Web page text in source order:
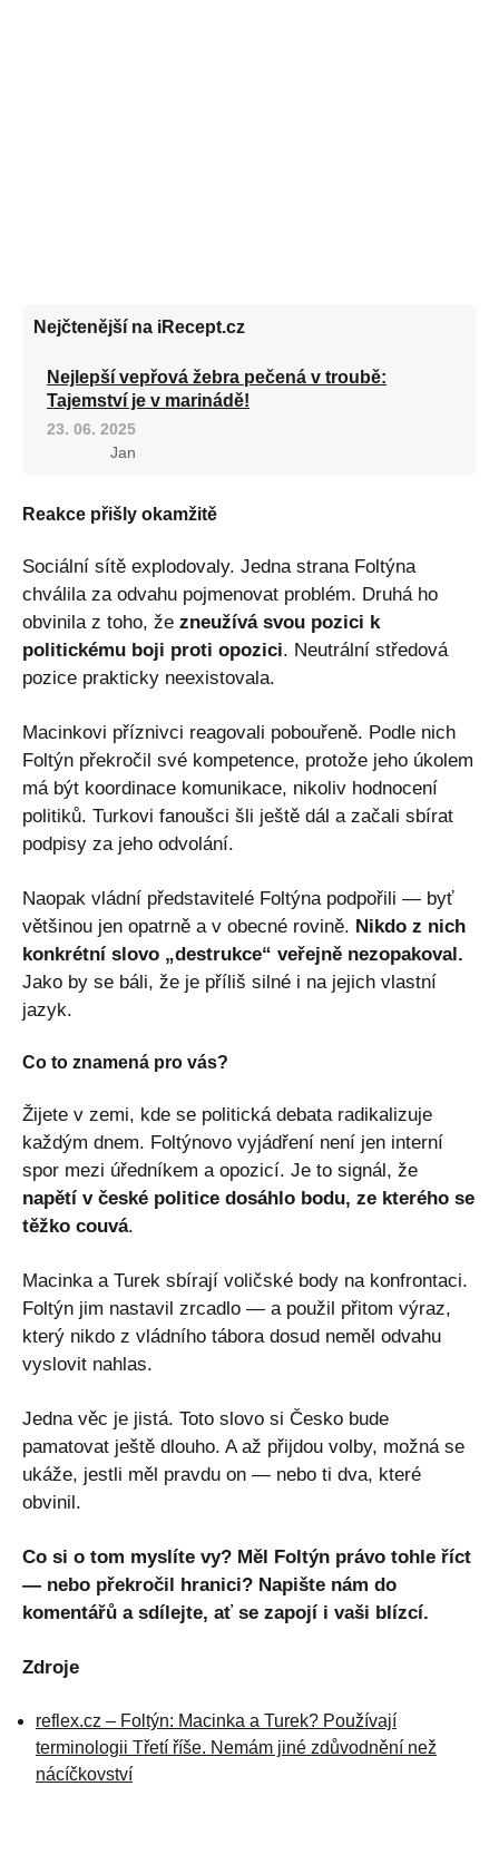
Nejčtenější na iRecept.cz
Nejlepší vepřová žebra pečená v troubě:
Tajemství je v marinádě!
23. 06. 2025
Jan
Reakce přišly okamžitě
Sociální sítě explodovaly. Jedna strana Foltýna
chválila za odvahu pojmenovat problém. Druhá ho
obvinila z toho, že zneužívá svou pozici k
politickému boji proti opozici. Neutrální středová
pozice prakticky neexistovala.
Macinkovi příznivci reagovali pobouřeně. Podle nich
Foltýn překročil své kompetence, protože jeho úkolem
má být koordinace komunikace, nikoliv hodnocení
politiků. Turkovi fanoušci šli ještě dál a začali sbírat
podpisy za jeho odvolání.
Naopak vládní představitelé Foltýna podpořili — byť
většinou jen opatrně a v obecné rovině. Nikdo z nich
konkrétní slovo „destrukce“ veřejně nezopakoval.
Jako by se báli, že je příliš silné i na jejich vlastní
jazyk.
Co to znamená pro vás?
Žijete v zemi, kde se politická debata radikalizuje
každým dnem. Foltýnovo vyjádření není jen interní
spor mezi úředníkem a opozicí. Je to signál, že
napětí v české politice dosáhlo bodu, ze kterého se
těžko couvá.
Macinka a Turek sbírají voličské body na konfrontaci.
Foltýn jim nastavil zrcadlo — a použil přitom výraz,
který nikdo z vládního tábora dosud neměl odvahu
vyslovit nahlas.
Jedna věc je jistá. Toto slovo si Česko bude
pamatovat ještě dlouho. A až přijdou volby, možná se
ukáže, jestli měl pravdu on — nebo ti dva, které
obvinil.
Co si o tom myslíte vy? Měl Foltýn právo tohle říct
— nebo překročil hranici? Napište nám do
komentářů a sdílejte, ať se zapojí i vaši blízcí.
Zdroje
reflex.cz – Foltýn: Macinka a Turek? Používají
terminologii Třetí říše. Nemám jiné zdůvodnění než
nácíčkovství